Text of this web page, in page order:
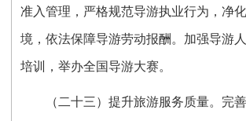
准入管理，严格规范导游执业行为，净
境，依法保障导游劳动报酬。加强导游
培训，举办全国导游大赛。
（二十三）提升旅游服务质量。完